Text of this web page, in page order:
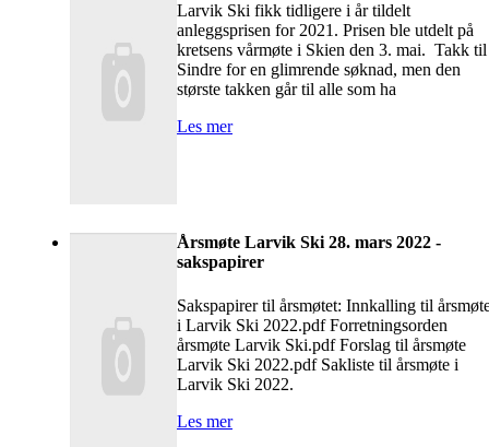
Larvik Ski fikk tidligere i år tildelt
anleggsprisen for 2021. Prisen ble utdelt på
kretsens vårmøte i Skien den 3. mai. Takk til
Sindre for en glimrende søknad, men den
største takken går til alle som ha
Les mer
Årsmøte Larvik Ski 28. mars 2022 -
sakspapirer
Sakspapirer til årsmøtet: Innkalling til
i Larvik Ski 2022.pdf Forretningsorden
årsmøte Larvik Ski.pdf Forslag til årsmøte
Larvik Ski 2022.pdf Sakliste til årsmøte i
Larvik Ski 2022.
Les mer